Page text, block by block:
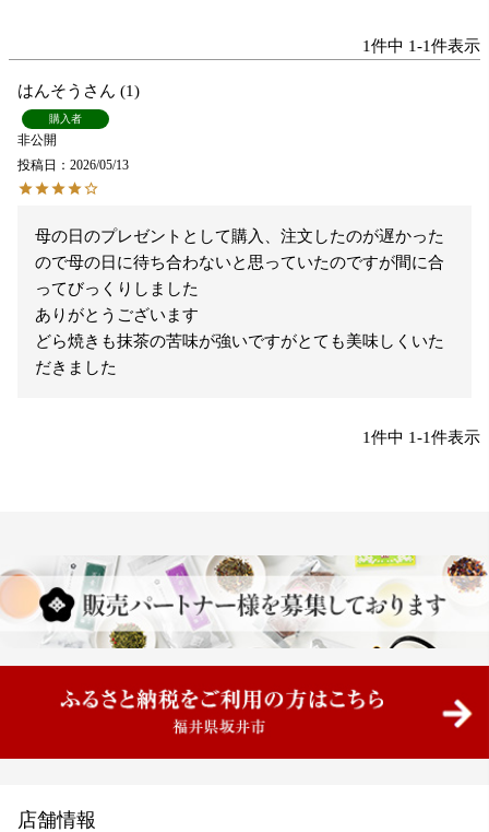
1件中 1-1件表示
はんそう 1
購入者
非公開
投稿日
2026/05/13
母の日のプレゼントとして購入、注文したのが遅かった
ので母の日に待ち合わないと思っていたのですが間に合
ってびっくりしました
ありがとうございます
どら焼きも抹茶の苦味が強いですがとても美味しくいた
だきました
1件中 1-1件表示
店舗情報